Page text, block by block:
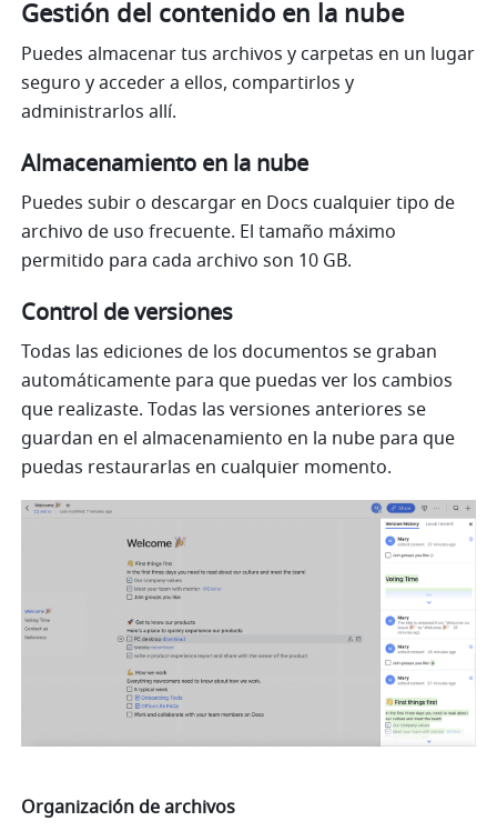
Gestión del contenido en la nube
Puedes almacenar tus archivos y carpetas en un lugar
seguro y acceder a ellos, compartirlos y
administrarlos allí.
Almacenamiento en la nube
Puedes subir o descargar en Docs cualquier tipo de
archivo de uso frecuente. El tamaño máximo
permitido para cada archivo son 10 GB.
Control de versiones
Todas las ediciones de los documentos se graban
automáticamente para que puedas ver los cambios
que realizaste. Todas las versiones anteriores se
guardan en el almacenamiento en la nube para que
puedas restaurarlas en cualquier momento.
Organización de archivos